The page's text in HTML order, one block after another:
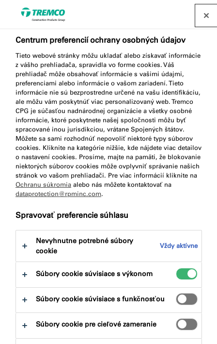
Nájsť distribútora
ME404 BUTYL FLEECE
Butyl Fleece
Prejsť
na:
Popis produktu
Aký produkt hľadáte?
Produktové skupiny
Centrum preferencií ochrany osobných údajov
Tieto webové stránky môžu ukladať alebo získavať informácie
z vášho prehliadača, spravidla vo forme cookies. Váš
prehliadač môže obsahovať informácie s vašimi údajmi,
preferenciami alebo informácie o vašom zariadení. Tieto
informácie nie sú bezprostredne určené na vašu identifikáciu,
ale môžu vám poskytnúť viac personalizovaný web. Tremco
CPG je súčasťou nadnárodnej organizácie a všetky osobné
informácie, ktoré poskytnete našej spoločnosti môžu byť
spracované inou jurisdikciou, vrátane Spojených štátov.
Môžete sa sami rozhodnúť nepovoliť niektoré typy súborov
cookies. Kliknite na kategórie nižšie, kde nájdete viac detailov
o nastavení cookies. Prosíme, majte na pamäti, že blokovanie
niektorých súborov cookies môže ovplyvniť správanie našich
stránok vo vašom prehliadači. Pre viac informácií kliknite na
Ochranu súkromia alebo nás môžete kontaktovať na
dataprotection@rpminc.com.
Spravovať preferencie súhlasu
Nevyhnutne potrebné súbory
cookie
Vždy aktívne
Súbory cookie súvisiace s výkonom
Súbory cookie súvisiace s funkčnosťou
Súbory cookie pre cieľové zameranie